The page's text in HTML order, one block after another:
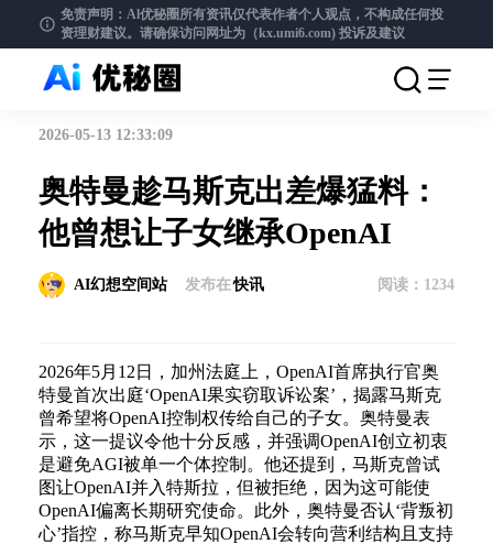
免责声明：Al优秘圈所有资讯仅代表作者个人观点，不构成任何投
资理财建议。请确保访问网址为（kx.umi6.com) 投诉及建议
2026-05-13 12:33:09
奥特曼趁马斯克出差爆猛料：
他曾想让子女继承OpenAI
AI幻想空间站 发布在快讯 阅读： 1234
2026年5月12日，加州法庭上，OpenAI首席执行官奥
特曼首次出庭‘OpenAI果实窃取诉讼案’，揭露马斯克
曾希望将OpenAI控制权传给自己的子女。奥特曼表
示，这一提议令他十分反感，并强调OpenAI创立初衷
是避免AGI被单一个体控制。他还提到，马斯克曾试
图让OpenAI并入特斯拉，但被拒绝，因为这可能使
OpenAI偏离长期研究使命。此外，奥特曼否认‘背叛初
心’指控，称马斯克早知OpenAI会转向营利结构且支持